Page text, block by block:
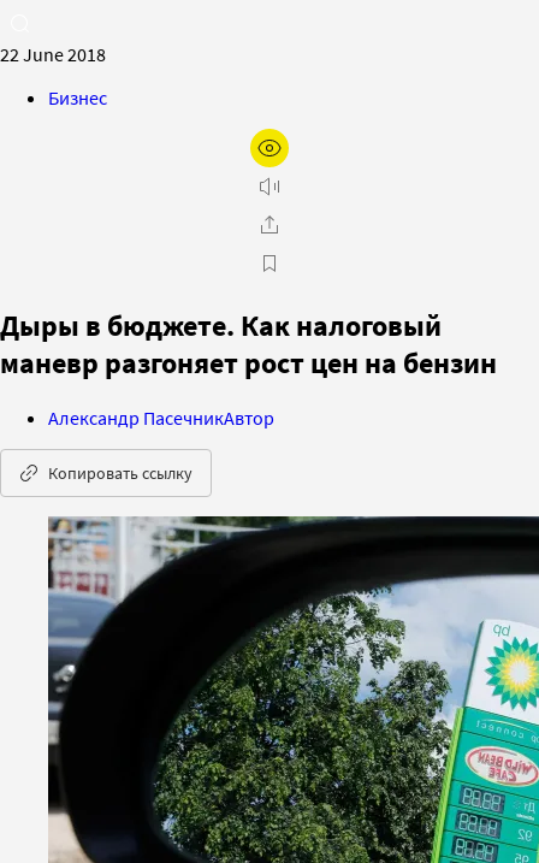
22 June 2018
Бизнес
Дыры в бюджете. Как налоговый
маневр разгоняет рост цен на бензин
Александр ПасечникАвтор
Копировать ссылку